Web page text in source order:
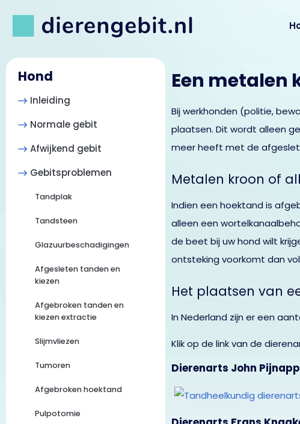
Hond
Inleiding
Normale gebit
Afwijkend gebit
Gebitsproblemen
Tandplak
Tandsteen
Glazuurbeschadigingen
Afgesleten tanden en
kiezen
Afgebroken tanden en
kiezen extractie
Slijmvliezen
Tumoren
Afgebroken hoektand
Pulpotomie
Een metalen
Bij werkhonden (politie,
plaatsen. Dit wordt alleen
meer heeft met de
Metalen kroon of
Indien een hoektand is
alleen een
de beet bij uw hond wilt
ontsteking voorkomt dan
Het plaatsen van
In Nederland zijn er een
Klik op de link van de
Dierenarts John